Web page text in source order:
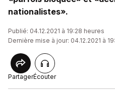
nationalistes».
Publié: 04.12.2021 à 19:28 heures
Dernière mise à jour: 04.12.2021 à
PartagerÉcouter